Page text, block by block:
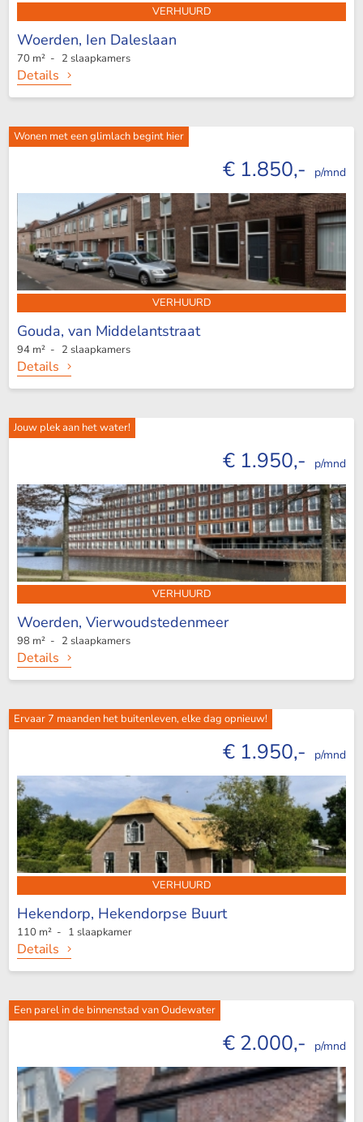
VERHUURD
Woerden, Ien Daleslaan
70 m² - 2 slaapkamers
Details
Wonen met een glimlach begint hier
€ 1.850,- p/mnd
VERHUURD
Gouda, van Middelantstraat
94 m² - 2 slaapkamers
Details
Jouw plek aan het water!
€ 1.950,- p/mnd
VERHUURD
Woerden, Vierwoudstedenmeer
98 m² - 2 slaapkamers
Details
Ervaar 7 maanden het buitenleven, elke dag opnieuw!
€ 1.950,- p/mnd
VERHUURD
Hekendorp, Hekendorpse Buurt
110 m² - 1 slaapkamer
Details
Een parel in de binnenstad van Oudewater
€ 2.000,- p/mnd